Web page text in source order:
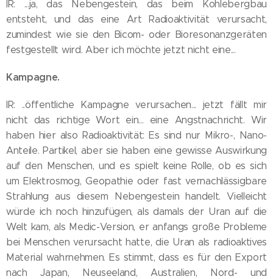
IR: ...ja, das Nebengestein, das beim Kohlebergbau
entsteht, und das eine Art Radioaktivität verursacht,
zumindest wie sie den Bicom- oder Bioresonanzgeräten
festgestellt wird. Aber ich möchte jetzt nicht eine...
Kampagne.
IR: ..öffentliche Kampagne verursachen... jetzt fällt mir
nicht das richtige Wort ein... eine Angstnachricht. Wir
haben hier also Radioaktivität: Es sind nur Mikro-, Nano-
Anteile. Partikel, aber sie haben eine gewisse Auswirkung
auf den Menschen, und es spielt keine Rolle, ob es sich
um Elektrosmog, Geopathie oder fast vernachlässigbare
Strahlung aus diesem Nebengestein handelt. Vielleicht
würde ich noch hinzufügen, als damals der Uran auf die
Welt kam, als Medic-Version, er anfangs große Probleme
bei Menschen verursacht hatte, die Uran als radioaktives
Material wahrnehmen. Es stimmt, dass es für den Export
nach Japan, Neuseeland, Australien, Nord- und